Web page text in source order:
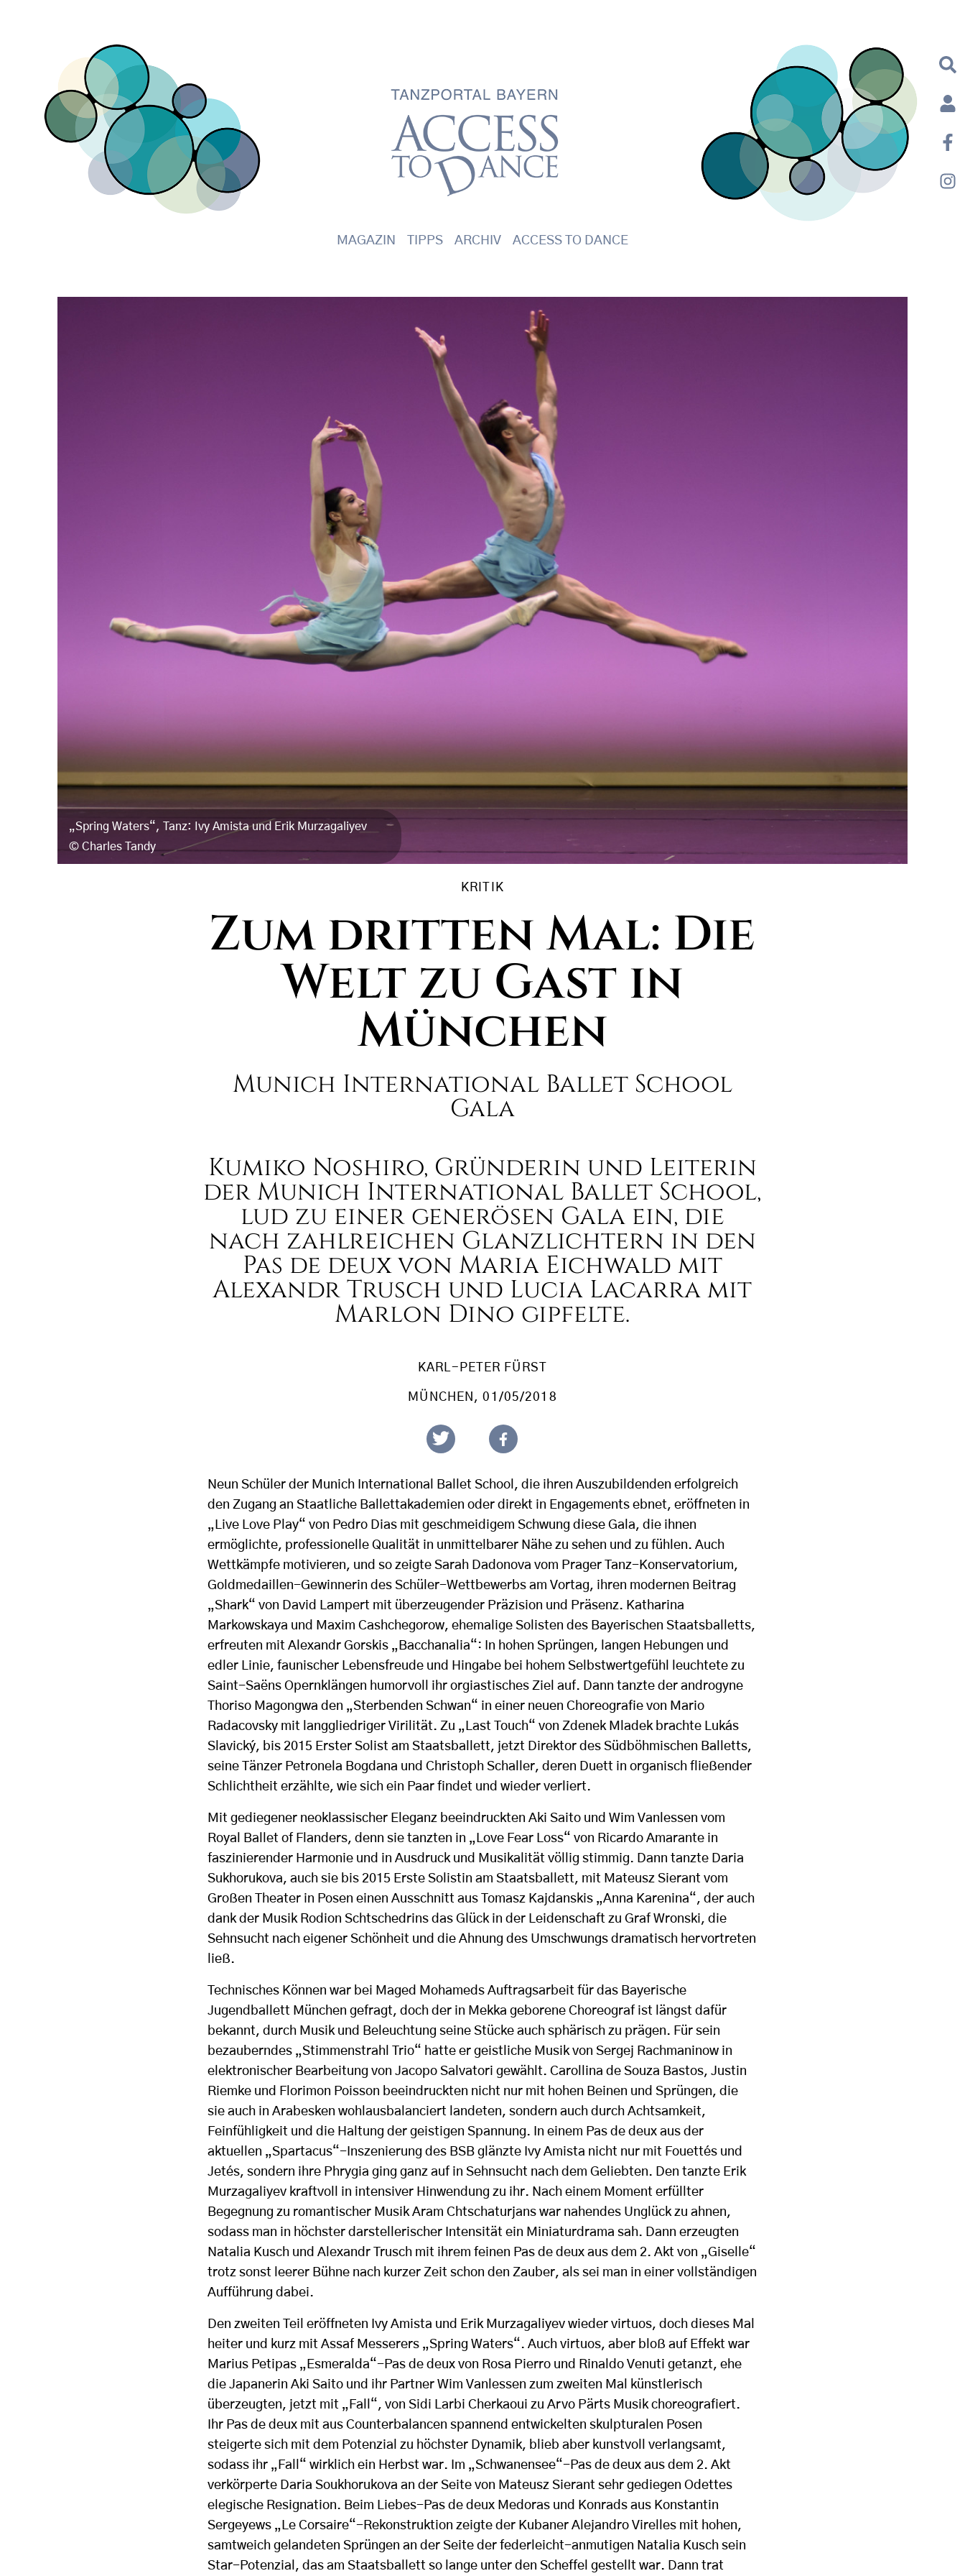
Main navigation
MAGAZIN TIPPS ARCHIV ACCESS TO DANCE
„Spring Waters“, Tanz: Ivy Amista und Erik Murzagaliyev
Charles Tandy
KRITIK
Zum dritten Mal: Die
Welt zu Gast in
München
Munich International Ballet School
Gala
Kumiko Noshiro, Gründerin und Leiterin
der Munich International Ballet School,
lud zu einer generösen Gala ein, die
nach zahlreichen Glanzlichtern in den
Pas de deux von Maria Eichwald mit
Alexandr Trusch und Lucia Lacarra mit
Marlon Dino gipfelte.
KARL-PETER FÜRST
MÜNCHEN , 01/05/2018
Neun Schüler der Munich International Ballet School, die ihren Auszubildenden erfolgreich
den Zugang an Staatliche Ballettakademien oder direkt in Engagements ebnet, eröffneten in
„Live Love Play“ von Pedro Dias mit geschmeidigem Schwung diese Gala, die ihnen
ermöglichte, professionelle Qualität in unmittelbarer Nähe zu sehen und zu fühlen. Auch
Wettkämpfe motivieren, und so zeigte Sarah Dadonova vom Prager Tanz-Konservatorium,
Goldmedaillen-Gewinnerin des Schüler-Wettbewerbs am Vortag, ihren modernen Beitrag
„Shark“ von David Lampert mit überzeugender Präzision und Präsenz. Katharina
Markowskaya und Maxim Cashchegorow, ehemalige Solisten des Bayerischen Staatsballetts,
erfreuten mit Alexandr Gorskis „Bacchanalia“: In hohen Sprüngen, langen Hebungen und
edler Linie, faunischer Lebensfreude und Hingabe bei hohem Selbstwertgefühl leuchtete zu
Saint-Saëns Opernklängen humorvoll ihr orgiastisches Ziel auf. Dann tanzte der androgyne
Thoriso Magongwa den „Sterbenden Schwan“ in einer neuen Choreografie von Mario
Radacovsky mit langgliedriger Virilität. Zu „Last Touch“ von Zdenek Mladek brachte Lukás
Slavický, bis 2015 Erster Solist am Staatsballett, jetzt Direktor des Südböhmischen Balletts,
seine Tänzer Petronela Bogdana und Christoph Schaller, deren Duett in organisch fließender
Schlichtheit erzählte, wie sich ein Paar findet und wieder verliert.
Mit gediegener neoklassischer Eleganz beeindruckten Aki Saito und Wim Vanlessen vom
Royal Ballet of Flanders, denn sie tanzten in „Love Fear Loss“ von Ricardo Amarante in
faszinierender Harmonie und in Ausdruck und Musikalität völlig stimmig. Dann tanzte Daria
Sukhorukova, auch sie bis 2015 Erste Solistin am Staatsballett, mit Mateusz Sierant vom
Großen Theater in Posen einen Ausschnitt aus Tomasz Kajdanskis „Anna Karenina“, der auch
dank der Musik Rodion Schtschedrins das Glück in der Leidenschaft zu Graf Wronski, die
Sehnsucht nach eigener Schönheit und die Ahnung des Umschwungs dramatisch hervortreten
ließ.
Technisches Können war bei Maged Mohameds Auftragsarbeit für das Bayerische
Jugendballett München gefragt, doch der in Mekka geborene Choreograf ist längst dafür
bekannt, durch Musik und Beleuchtung seine Stücke auch sphärisch zu prägen. Für sein
bezauberndes „Stimmenstrahl Trio“ hatte er geistliche Musik von Sergej Rachmaninow in
elektronischer Bearbeitung von Jacopo Salvatori gewählt. Carollina de Souza Bastos, Justin
Riemke und Florimon Poisson beeindruckten nicht nur mit hohen Beinen und Sprüngen, die
sie auch in Arabesken wohlausbalanciert landeten, sondern auch durch Achtsamkeit,
Feinfühligkeit und die Haltung der geistigen Spannung. In einem Pas de deux aus der
aktuellen „Spartacus“-Inszenierung des BSB glänzte Ivy Amista nicht nur mit Fouettés und
Jetés, sondern ihre Phrygia ging ganz auf in Sehnsucht nach dem Geliebten. Den tanzte Erik
Murzagaliyev kraftvoll in intensiver Hinwendung zu ihr. Nach einem Moment erfüllter
Begegnung zu romantischer Musik Aram Chtschaturjans war nahendes Unglück zu ahnen,
sodass man in höchster darstellerischer Intensität ein Miniaturdrama sah. Dann erzeugten
Natalia Kusch und Alexandr Trusch mit ihrem feinen Pas de deux aus dem 2. Akt von „Giselle“
trotz sonst leerer Bühne nach kurzer Zeit schon den Zauber, als sei man in einer vollständigen
Aufführung dabei.
Den zweiten Teil eröffneten Ivy Amista und Erik Murzagaliyev wieder virtuos, doch dieses Mal
heiter und kurz mit Assaf Messerers „Spring Waters“. Auch virtuos, aber bloß auf Effekt war
Marius Petipas „Esmeralda“-Pas de deux von Rosa Pierro und Rinaldo Venuti getanzt, ehe
die Japanerin Aki Saito und ihr Partner Wim Vanlessen zum zweiten Mal künstlerisch
überzeugten, jetzt mit „Fall“, von Sidi Larbi Cherkaoui zu Arvo Pärts Musik choreografiert.
Ihr Pas de deux mit aus Counterbalancen spannend entwickelten skulpturalen Posen
steigerte sich mit dem Potenzial zu höchster Dynamik, blieb aber kunstvoll verlangsamt,
sodass ihr „Fall“ wirklich ein Herbst war. Im „Schwanensee“-Pas de deux aus dem 2. Akt
verkörperte Daria Soukhorukova an der Seite von Mateusz Sierant sehr gediegen Odettes
elegische Resignation. Beim Liebes-Pas de deux Medoras und Konrads aus Konstantin
Sergeyews „Le Corsaire“-Rekonstruktion zeigte der Kubaner Alejandro Virelles mit hohen,
samtweich gelandeten Sprüngen an der Seite der federleicht-anmutigen Natalia Kusch sein
Star-Potenzial, das am Staatsballett so lange unter den Scheffel gestellt war. Dann trat